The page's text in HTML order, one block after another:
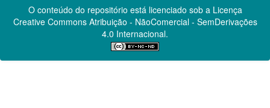
O conteúdo do repositório está licenciado sob a Licença
Creative CommonsAtribuição - NãoComercial - SemDerivações
4.0 Internacional.